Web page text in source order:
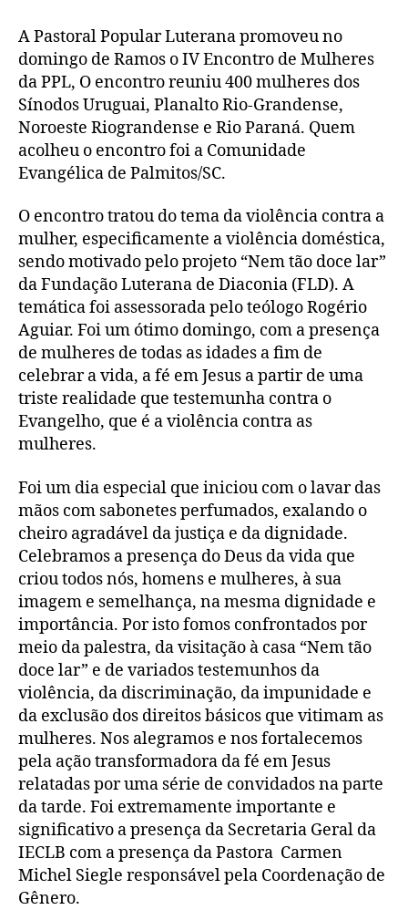
A Pastoral Popular Luterana promoveu no
domingo de Ramos o IV Encontro de Mulheres
da PPL, O encontro reuniu 400 mulheres dos
Sínodos Uruguai, Planalto Rio-Grandense,
Noroeste Riograndense e Rio Paraná. Quem
acolheu o encontro foi a Comunidade
Evangélica de Palmitos/SC.
O encontro tratou do tema da violência contra a
mulher, especificamente a violência doméstica,
sendo motivado pelo projeto “Nem tão doce lar”
da Fundação Luterana de Diaconia (FLD). A
temática foi assessorada pelo teólogo Rogério
Aguiar. Foi um ótimo domingo, com a presença
de mulheres de todas as idades a fim de
celebrar a vida, a fé em Jesus a partir de uma
triste realidade que testemunha contra o
Evangelho, que é a violência contra as
mulheres.
Foi um dia especial que iniciou com o lavar das
mãos com sabonetes perfumados, exalando o
cheiro agradável da justiça e da dignidade.
Celebramos a presença do Deus da vida que
criou todos nós, homens e mulheres, à sua
imagem e semelhança, na mesma dignidade e
importância. Por isto fomos confrontados por
meio da palestra, da visitação à casa “Nem tão
doce lar” e de variados testemunhos da
violência, da discriminação, da impunidade e
da exclusão dos direitos básicos que vitimam as
mulheres. Nos alegramos e nos fortalecemos
pela ação transformadora da fé em Jesus
relatadas por uma série de convidados na parte
da tarde. Foi extremamente importante e
significativo a presença da Secretaria Geral da
IECLB com a presença da Pastora Carmen
Michel Siegle responsável pela Coordenação de
Gênero.